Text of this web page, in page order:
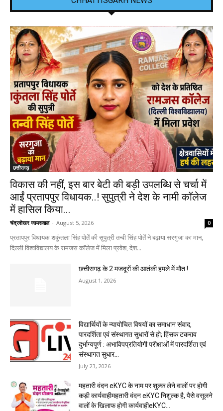
छत्तीसगढ़
विकास की नहीं, इस बार बेटी की बड़ी उपलब्धि से चर्चा में
आईं प्रतापपुर विधायक..! सुपुत्री ने देश के नामी कॉलेज
में हासिल किया...
चंद्रशेखर जायसवाल - August 5, 2026 0
प्रतापपुर विधायक शकुंतला सिंह पोर्ते की सुपुत्री तन्वी सिंह पोर्ते ने बढ़ाया सरगुजा का मान,
दिल्ली विश्वविद्यालय के रामजस कॉलेज में मिला प्रवेश, देश...
छत्तीसगढ़ के 2 मजदूरों की आतंकी हमले में मौत !
August 1, 2026
विद्यार्थियों के न्यायोचित विषयों का समाधान संवाद,
पारदर्शिता एवं संस्थागत सुधारों से हो; हिंसक टकराव
दुर्भाग्यपूर्ण : अभाविपप्रतियोगी परीक्षाओं में पारदर्शिता एवं
संस्थागत सुधार...
July 23, 2026
महतारी वंदन eKYC के नाम पर शुल्क लेने वालों पर होगी
कड़ी कार्यवाहीमहतारी वंदन eKYC निशुल्क है, पैसे वसूलने
वालों के खिलाफ होगी कार्यवाहीeKYC...